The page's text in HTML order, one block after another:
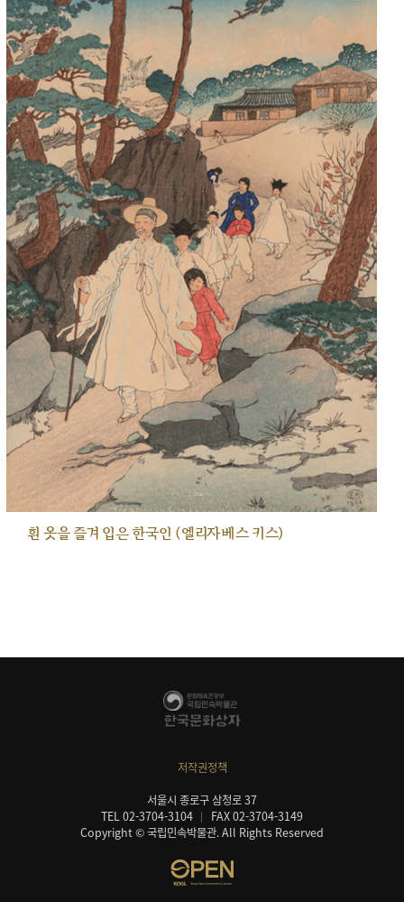
흰 옷을 즐겨 입은 한국인 (엘리자베스 키스)
저작권정책
서울시 종로구 삼청로 37
TEL 02-3704-3104
FAX 02-3704-3149
Copyright © 국립민속박물관. All Rights Reserved